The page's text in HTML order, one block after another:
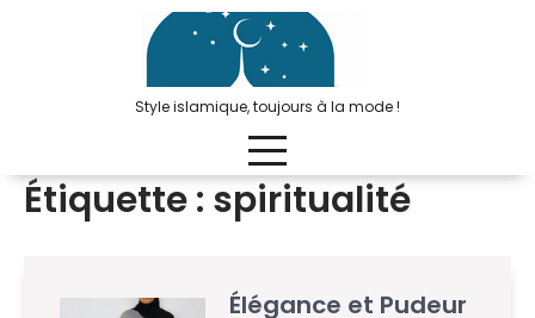
Style islamique, toujours à la mode !
Étiquette : spiritualité
Élégance et Pudeur